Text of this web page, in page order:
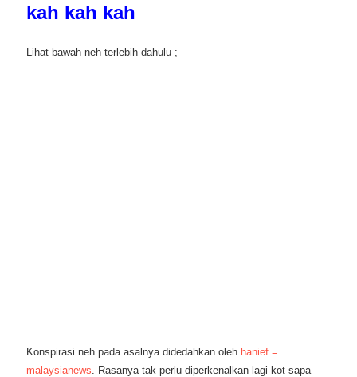
kah kah kah
Lihat bawah neh terlebih dahulu ;
Konspirasi neh pada asalnya didedahkan oleh hanief =
malaysianews . Rasanya tak perlu diperkenalkan lagi kot sapa